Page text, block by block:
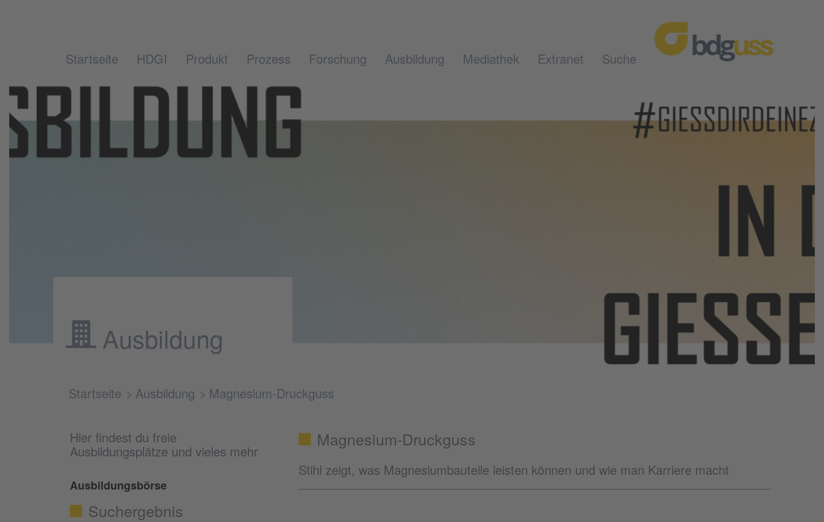
Startseite HDGI Produkt Prozess Forschung Ausbildung Mediathek Extranet Suche
Ausbildung
Startseite Ausbildung Magnesium-Druckguss
Hier findest du freie
Ausbildungsplätze und vieles mehr
Ausbildungsbörse
Suchergebnis
Magnesium-Druckguss
Stihl zeigt, was Magnesiumbauteile leisten können und wie man Karriere macht